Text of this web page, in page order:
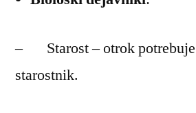
– Starost – otrok potrebuje
starostnik.